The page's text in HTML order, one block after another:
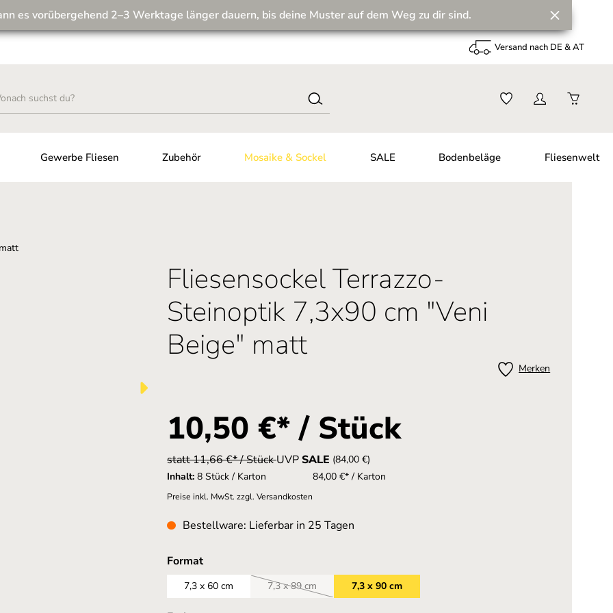
Wir machen unseren Musterversand fit für die Zukunft! 💪
es vorübergehend 2–3 Werktage länger dauern, bis deine Muster auf dem Weg zu dir sind.
Versand nach DE & AT
Gewerbe Fliesen Zubehör Mosaike & Sockel SALE Bodenbeläge Fliesenwelt
Fliesensockel Terrazzo-
Steinoptik 7,3x90 cm "Veni
Beige" matt
Merken
10,50 €* / Stück
statt 11,66 €* / StückUVPSALE (84,00 €)
Inhalt: 8 Stück / Karton 84,00 €* / Karton
Preise inkl. MwSt. zzgl. Versandkosten
Bestellware: Lieferbar in 25 Tagen
Formatauswählen
7,3 x 60 cm 7,3 x 89 cm
(Diese Option ist zurzeit nicht verfügbar.)
7,3 x 90 cm